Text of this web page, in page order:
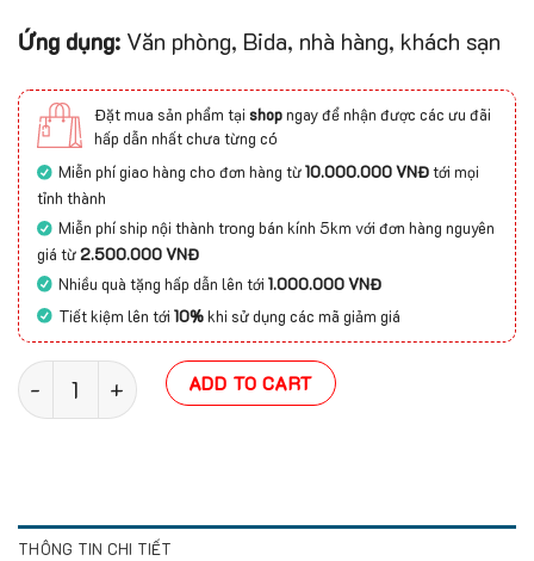
Ứng dụng: Văn phòng, Bida, nhà hàng, khách sạn
Đặt mua sản phẩm tại shopngay để nhận được các ưu đãi
hấp dẫn nhất chưa từng có
Miễn phí giao hàng cho đơn hàng từ10.000.000 VNĐtới mọi
tỉnh thành
Miễn phí ship nội thành trong bán kính 5km với đơn hàng nguyên
giá từ2.500.000 VNĐ
Nhiều quà tặng hấp dẫn lên tới1.000.000 VNĐ
Tiết kiệm lên tới10%khi sử dụng các mã giảm giá
Thảm tấm đế cao su Cloudstory quantity
ADD TO CART
THÔNG TIN CHI TIẾT